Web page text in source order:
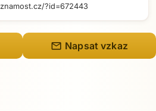
?id=672443
mail Napsat vzkaz